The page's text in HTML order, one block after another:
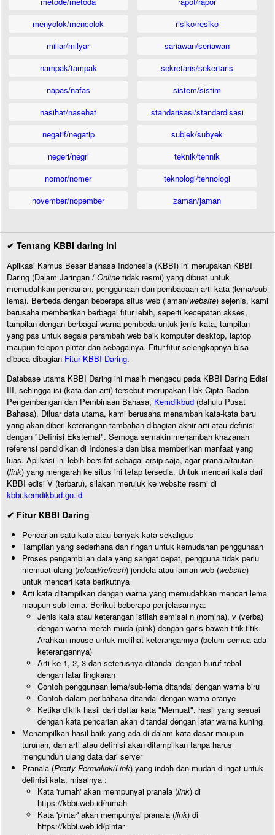
menyolok/mencolok
miliar/milyar
nampak/tampak
napas/nafas
nasihat/nasehat
negatif/negatip
negeri/negri
nomor/nomer
november/nopember
risiko/resiko
sariawan/seriawan
sekretaris/sekertaris
sistem/sistim
standarisasi/standardisasi
subjek/subyek
teknik/tehnik
teknologi/tehnologi
zaman/jaman
✔ Tentang KBBI daring ini
Aplikasi Kamus Besar Bahasa Indonesia (KBBI) ini merupakan KBBI
Daring (Dalam Jaringan / Online tidak resmi) yang dibuat untuk
memudahkan pencarian, penggunaan dan pembacaan arti kata (lema/sub
lema). Berbeda dengan beberapa situs web (laman/website) sejenis, kami
berusaha memberikan berbagai fitur lebih, seperti kecepatan akses,
tampilan dengan berbagai warna pembeda untuk jenis kata, tampilan
yang pas untuk segala perambah web baik komputer desktop, laptop
maupun telepon pintar dan sebagainya. Fitur-fitur selengkapnya bisa
dibaca dibagian Fitur KBBI Daring.
Database utama KBBI Daring ini masih mengacu pada KBBI Daring Edisi
III, sehingga isi (kata dan arti) tersebut merupakan Hak Cipta Badan
Pengembangan dan Pembinaan Bahasa, Kemdikbud (dahulu Pusat
Bahasa). Diluar data utama, kami berusaha menambah kata-kata baru
yang akan diberi keterangan tambahan dibagian akhir arti atau definisi
dengan "Definisi Eksternal". Semoga semakin menambah khazanah
referensi pendidikan di Indonesia dan bisa memberikan manfaat yang
luas. Aplikasi ini lebih bersifat sebagai arsip saja, agar pranala/tautan
(link) yang mengarah ke situs ini tetap tersedia. Untuk mencari kata dari
KBBI edisi V (terbaru), silakan merujuk ke website resmi di
kbbi.kemdikbud.go.id
✔ Fitur KBBI Daring
Pencarian satu kata atau banyak kata sekaligus
Tampilan yang sederhana dan ringan untuk kemudahan penggunaan
Proses pengambilan data yang sangat cepat, pengguna tidak perlu
memuat ulang (reload/refresh) jendela atau laman web (website)
untuk mencari kata berikutnya
Arti kata ditampilkan dengan warna yang memudahkan mencari lema
maupun sub lema. Berikut beberapa penjelasannya:
Jenis kata atau keterangan istilah semisal n (nomina), v (verba)
dengan warna merah muda (pink) dengan garis bawah titik-titik.
Arahkan mouse untuk melihat keterangannya (belum semua ada
keterangannya)
Arti ke-1, 2, 3 dan seterusnya ditandai dengan huruf tebal
dengan latar lingkaran
Contoh penggunaan lema/sub-lema ditandai dengan warna biru
Contoh dalam peribahasa ditandai dengan warna oranye
Ketika diklik hasil dari daftar kata "Memuat", hasil yang sesuai
dengan kata pencarian akan ditandai dengan latar warna kuning
Menampilkan hasil baik yang ada di dalam kata dasar maupun
turunan, dan arti atau definisi akan ditampilkan tanpa harus
mengunduh ulang data dari server
Pranala (Pretty Permalink/Link) yang indah dan mudah diingat untuk
definisi kata, misalnya :
Kata 'rumah' akan mempunyai pranala (link) di
https://kbbi.web.id/rumah
Kata 'pintar' akan mempunyai pranala (link) di
https://kbbi.web.id/pintar